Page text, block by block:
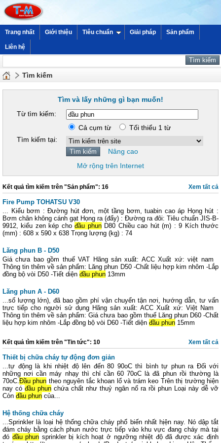
Trang nhất Giới thiệu Tiêu chuẩn Giải pháp Sản phẩm
Liên hệ
Tìm kiếm
Tìm và lấy những gì bạn muốn!
Từ tìm kiếm:
Cả cụm từ
Tối thiểu 1 từ
Tìm kiếm tại:
Nâng cao
Mở rộng trên Internet
Xem tất cả
Kết quả tìm kiếm trên "Sản phẩm": 16
Fire Pump TOHATSU V30
... Kiểu bơm : Đường hút đơn, một tầng bơm, tuabin cao áp Họng hút :
Bơm chân không cánh gạt Họng ra (đẩy) : Đường ra đôi: Tiêu chuẩn JIS-B-
9912, kiểu zen kép chođầu phunD80 Chiều cao hút (m) : 9 Kích thước
(mm) : 608 x 590 x 638 Trọng lượng (kg) : 74
Lăng phun B - D50
Giá chưa bao gồm thuế VAT Hãng sản xuất: ACC Xuất xứ: việt nam
Thông tin thêm về sản phẩm: Lăng phun D50 -Chất liệu hợp kim nhôm -Lắp
đồng bộ vòi D50 -Tiết diện đầu phun 13mm
Lăng phun A - D60
...số lượng lớn), đã bao gồm phí vận chuyển tận nơi, hướng dẫn, tư vấn
trực tiếp cho người sử dụng Hãng sản xuất: ACC Xuất xứ: Việt Nam
Thông tin thêm về sản phẩm: Giá chưa bao gồm thuế Lăng phun D60 -Chất
liệu hợp kim nhôm -Lắp đồng bộ vòi D60 -Tiết diện đầu phun 15mm
Xem tất cả
Kết quả tìm kiếm trên "Tin tức": 10
Thiết bị chữa cháy tự động đơn giản
...tự động là khi nhiệt độ lên đến 80 90oC thì bình tự phun ra Đối với
những nơi cần máy nhạy thì chỉ cần 60 70oC là đã phun rồi thường là
70oC.Đầu phun theo nguyên tắc khoan lổ và trám keo Trên thị trường hiện
nay cóđầu phun chứa chất như thuỷ ngân nổ ra rồi phun Loại này dễ vỡ
Còn đầu phun của...
Hệ thống chữa cháy
...Sprinkler là loại hệ thống chữa cháy phổ biến nhất hịện nay. Nó dập tắt
đám cháy bằng cách phun nước trực tiếp vào khu vực đang cháy mà tại
đó đầu phun sprinkler bị kích hoạt ở ngưỡng nhiệt độ đã được xác định